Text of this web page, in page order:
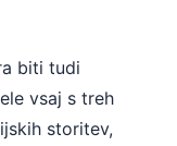
biti tudi
vsaj s treh
storitev,